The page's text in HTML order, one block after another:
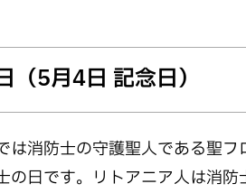
（5月4日 記念日）
は消防士の守護聖人である聖
の日です。リトアニア人は消